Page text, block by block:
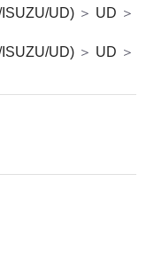
UD) ＞ UD ＞
UD) ＞ UD ＞